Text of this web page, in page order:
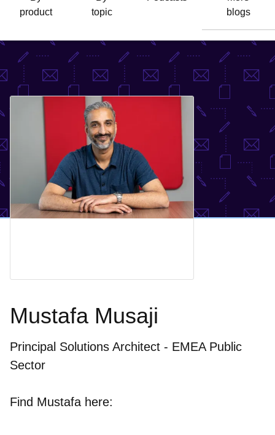
product
topic
blogs
Mustafa Musaji
Principal Solutions Architect - EMEA Public
Sector
Find Mustafa here: